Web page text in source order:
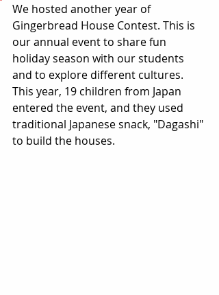
We hosted another year of
Gingerbread House Contest. This is
our annual event to share fun
holiday season with our students
and to explore different cultures.
This year, 19 children from Japan
entered the event, and they used
traditional Japanese snack, "Dagashi"
to build the houses.